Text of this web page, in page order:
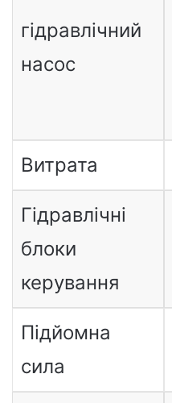
гідравлічний
насос
Витрата
Гідравлічні
блоки
керування
Підйомна
сила